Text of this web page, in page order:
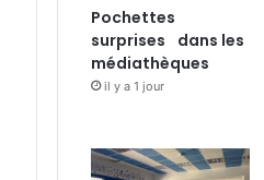
Pochettes
surprises dans les
médiathèques
il y a 1 jour